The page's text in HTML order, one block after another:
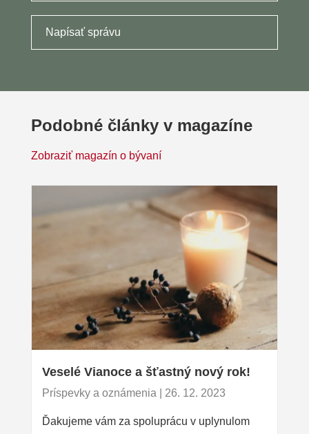
Napísať správu
Podobné články v magazíne
Zobraziť magazín o bývaní
Veselé Vianoce a šťastný nový rok!
Príspevky a oznámenia | 26. 12. 2023
Ďakujeme vám za spoluprácu v uplynulom